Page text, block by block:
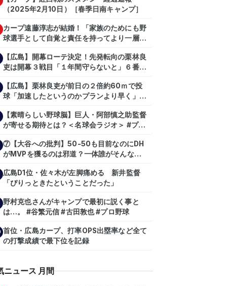
（2025年2月10日）［春季日南キャンプ］
カープ遠藤淳志が結婚！「家族のためにも野
球選手として自覚と責任を持ってより一層頑
【広島】開幕ローテ決定！先発転向の栗林良
吏は開幕３戦目「１年間守らないと」６番手
【広島】栗林良吏が前日の２倍約60ｍで投
球「加速したというのかプランより早く」自
【素晴らしい野球脳】巨人・阿部慎之助監督
が寄せる期待とは？＜名球会ラジオ＞ #プロ
山礼都 #泉口友汰 #石井琢朗 #shorts
⑦【大谷への批判】50-50も目前なのにDH
がMVPを獲るのは邪道？一体誰がそんな事
【shoheiohtani】【池田親興】【高橋慶
彦】【広島東洋カープ】【プロ野球】
広島D1位・佐々木が左脚痛める 新井監督
「ぴりっときたということだった」
野村克也さんがキャンプで最初に説く事と
は…。 #谷繁元信 #古田敦也 #プロ野球
首位・広島カープ、打率OPS出塁率など全て
の打撃成績で最下位を記録
ニュース 月間